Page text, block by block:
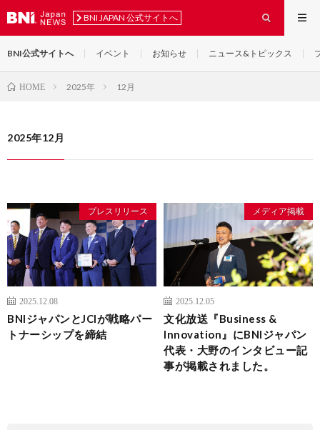
BNI JAPAN 公式サイトへ
BNI公式サイトへ イベント お知らせ ニュース&トピックス
HOME 2025年 12月
2025年12月
プレスリリース
2025.12.08
BNIジャパンとJCIが戦略パー
トナーシップを締結
メディア掲載
2025.12.05
文化放送『Business &
Innovation』にBNIジャパン
代表・大野のインタビュー記
事が掲載されました。